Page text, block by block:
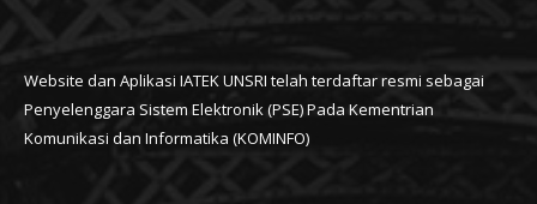
Website dan Aplikasi IATEK UNSRI telah terdaftar resmi sebagai
Penyelenggara Sistem Elektronik (PSE) Pada Kementrian
Komunikasi dan Informatika (KOMINFO)